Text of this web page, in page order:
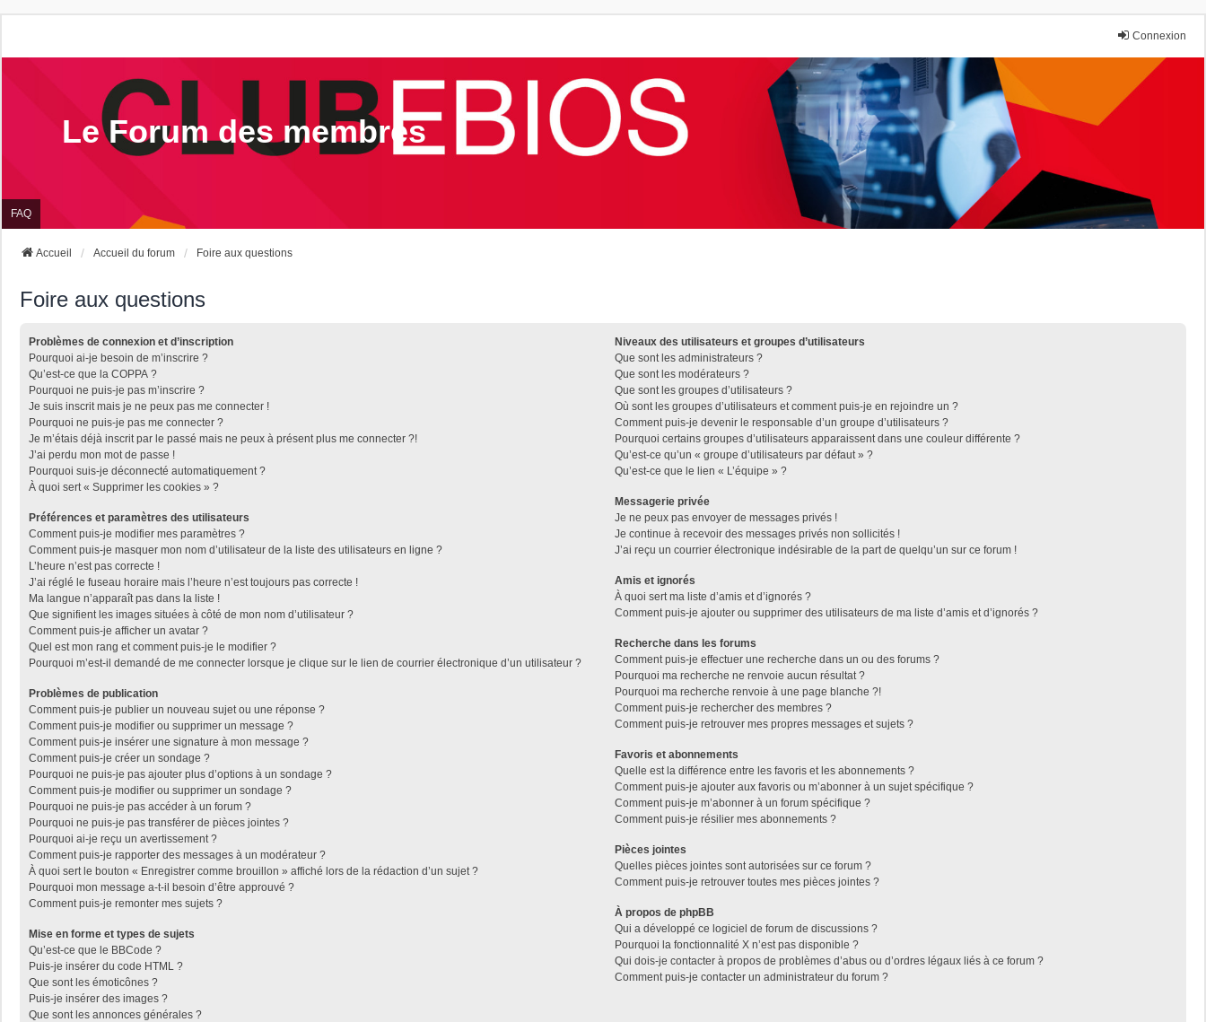
Connexion
Le Forum des membres
FAQ
Accueil Accueil du forum Foire aux questions
Foire aux questions
Problèmes de connexion et d’inscription
Pourquoi ai-je besoin de m’inscrire ?
Qu’est-ce que la COPPA ?
Pourquoi ne puis-je pas m’inscrire ?
Je suis inscrit mais je ne peux pas me connecter !
Pourquoi ne puis-je pas me connecter ?
Je m’étais déjà inscrit par le passé mais ne peux à présent plus me connecter ?!
J’ai perdu mon mot de passe !
Pourquoi suis-je déconnecté automatiquement ?
À quoi sert « Supprimer les cookies » ?
Préférences et paramètres des utilisateurs
Comment puis-je modifier mes paramètres ?
Comment puis-je masquer mon nom d’utilisateur de la liste des utilisateurs en ligne ?
L’heure n’est pas correcte !
J’ai réglé le fuseau horaire mais l’heure n’est toujours pas correcte !
Ma langue n’apparaît pas dans la liste !
Que signifient les images situées à côté de mon nom d’utilisateur ?
Comment puis-je afficher un avatar ?
Quel est mon rang et comment puis-je le modifier ?
Pourquoi m’est-il demandé de me connecter lorsque je clique sur le lien de courrier électronique d’un utilisateur ?
Problèmes de publication
Comment puis-je publier un nouveau sujet ou une réponse ?
Comment puis-je modifier ou supprimer un message ?
Comment puis-je insérer une signature à mon message ?
Comment puis-je créer un sondage ?
Pourquoi ne puis-je pas ajouter plus d’options à un sondage ?
Comment puis-je modifier ou supprimer un sondage ?
Pourquoi ne puis-je pas accéder à un forum ?
Pourquoi ne puis-je pas transférer de pièces jointes ?
Pourquoi ai-je reçu un avertissement ?
Comment puis-je rapporter des messages à un modérateur ?
À quoi sert le bouton « Enregistrer comme brouillon » affiché lors de la rédaction d’un sujet ?
Pourquoi mon message a-t-il besoin d’être approuvé ?
Comment puis-je remonter mes sujets ?
Mise en forme et types de sujets
Qu’est-ce que le BBCode ?
Puis-je insérer du code HTML ?
Que sont les émoticônes ?
Puis-je insérer des images ?
Que sont les annonces générales ?
Niveaux des utilisateurs et groupes d’utilisateurs
Que sont les administrateurs ?
Que sont les modérateurs ?
Que sont les groupes d’utilisateurs ?
Où sont les groupes d’utilisateurs et comment puis-je en rejoindre un ?
Comment puis-je devenir le responsable d’un groupe d’utilisateurs ?
Pourquoi certains groupes d’utilisateurs apparaissent dans une couleur différente ?
Qu’est-ce qu’un « groupe d’utilisateurs par défaut » ?
Qu’est-ce que le lien « L’équipe » ?
Messagerie privée
Je ne peux pas envoyer de messages privés !
Je continue à recevoir des messages privés non sollicités !
J’ai reçu un courrier électronique indésirable de la part de quelqu’un sur ce forum !
Amis et ignorés
À quoi sert ma liste d’amis et d’ignorés ?
Comment puis-je ajouter ou supprimer des utilisateurs de ma liste d’amis et d’ignorés ?
Recherche dans les forums
Comment puis-je effectuer une recherche dans un ou des forums ?
Pourquoi ma recherche ne renvoie aucun résultat ?
Pourquoi ma recherche renvoie à une page blanche ?!
Comment puis-je rechercher des membres ?
Comment puis-je retrouver mes propres messages et sujets ?
Favoris et abonnements
Quelle est la différence entre les favoris et les abonnements ?
Comment puis-je ajouter aux favoris ou m’abonner à un sujet spécifique ?
Comment puis-je m’abonner à un forum spécifique ?
Comment puis-je résilier mes abonnements ?
Pièces jointes
Quelles pièces jointes sont autorisées sur ce forum ?
Comment puis-je retrouver toutes mes pièces jointes ?
À propos de phpBB
Qui a développé ce logiciel de forum de discussions ?
Pourquoi la fonctionnalité X n’est pas disponible ?
Qui dois-je contacter à propos de problèmes d’abus ou d’ordres légaux liés à ce forum ?
Comment puis-je contacter un administrateur du forum ?